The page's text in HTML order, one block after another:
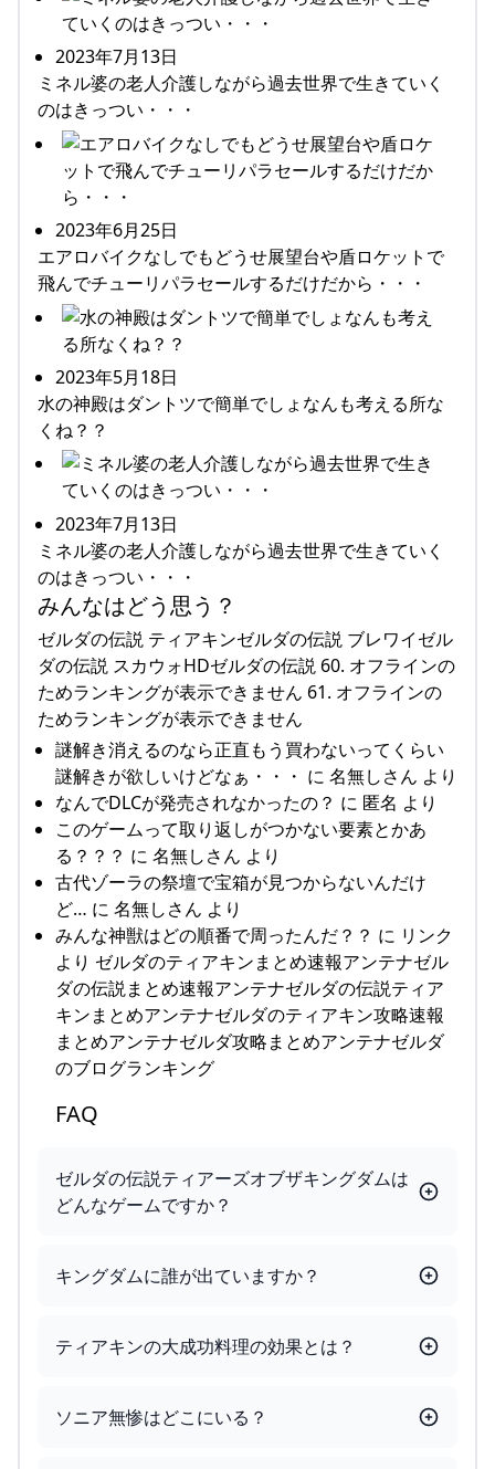
2023年7月13日
ミネル婆の老人介護しながら過去世界で生きていく
のはきっつい・・・
2023年6月25日
エアロバイクなしでもどうせ展望台や盾ロケットで
飛んでチューリパラセールするだけだから・・・
2023年5月18日
水の神殿はダントツで簡単でしょなんも考える所な
くね？？
2023年7月13日
ミネル婆の老人介護しながら過去世界で生きていく
のはきっつい・・・
みんなはどう思う？
ゼルダの伝説 ティアキンゼルダの伝説 ブレワイゼル
ダの伝説 スカウォHDゼルダの伝説 60. オフラインの
ためランキングが表示できません 61. オフラインの
ためランキングが表示できません
謎解き消えるのなら正直もう買わないってくらい
謎解きが欲しいけどなぁ・・・ に 名無しさん より
なんでDLCが発売されなかったの？ に 匿名 より
このゲームって取り返しがつかない要素とかあ
る？？？ に 名無しさん より
古代ゾーラの祭壇で宝箱が見つからないんだけ
ど… に 名無しさん より
みんな神獣はどの順番で周ったんだ？？ に リンク
より ゼルダのティアキンまとめ速報アンテナゼル
ダの伝説まとめ速報アンテナゼルダの伝説ティア
キンまとめアンテナゼルダのティアキン攻略速報
まとめアンテナゼルダ攻略まとめアンテナゼルダ
のブログランキング
FAQ
ゼルダの伝説ティアーズオブザキングダムは
どんなゲームですか？
キングダムに誰が出ていますか？
ティアキンの大成功料理の効果とは？
ソニア無惨はどこにいる？